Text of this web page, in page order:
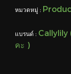
หมวดหมู่ :
แบรนด์ : Callylily
คะ )